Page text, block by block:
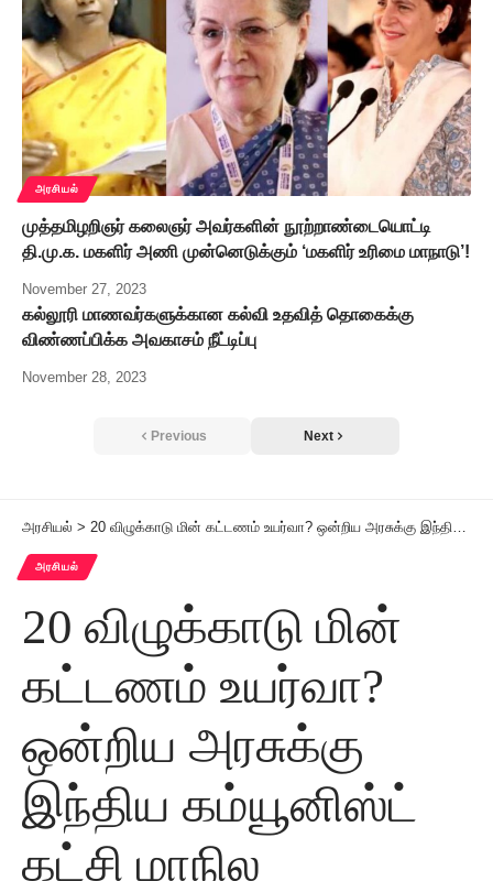
அரசியல்
முத்தமிழறிஞர் கலைஞர் அவர்களின் நூற்றாண்டையொட்டி
தி.மு.க. மகளிர் அணி முன்னெடுக்கும் ‘மகளிர் உரிமை மாநாடு’!
November 27, 2023
கல்லூரி மாணவர்களுக்கான கல்வி உதவித் தொகைக்கு
விண்ணப்பிக்க அவகாசம் நீட்டிப்பு
November 28, 2023
Previous Next
அரசியல் > 20 விழுக்காடு மின் கட்டணம் உயர்வா? ஒன்றிய அரசுக்கு இந்திய கம்யூனிஸ்ட் கட்சி மாநில செயலாளர் இரா.முத்தரசன் கண்டனம்
அரசியல்
20 விழுக்காடு மின்
கட்டணம் உயர்வா?
ஒன்றிய அரசுக்கு
இந்திய கம்யூனிஸ்ட்
கட்சி மாநில